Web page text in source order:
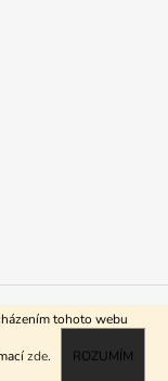
tohoto webu
zde. ROZUMÍM